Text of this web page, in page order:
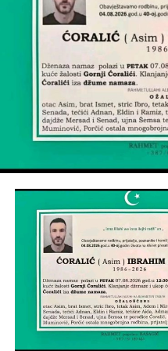
Mail
POVEZANE TEME:
Na ahiret preselio
DON'T MISS
Na ahiret preselio Dženis